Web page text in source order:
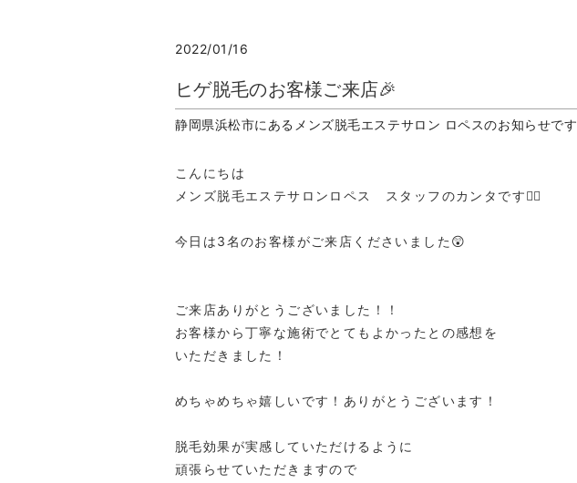
2022/01/16
ヒゲ脱毛のお客様ご来店🎉
静岡県浜松市にあるメンズ脱毛エステサロン ロペスのお知らせです
こんにちは
メンズ脱毛エステサロンロペス スタッフのカンタです❤️‍🔥
今日は3名のお客様がご来店くださいました😲
ご来店ありがとうございました！！
お客様から丁寧な施術でとてもよかったとの感想を
いただきました！
めちゃめちゃ嬉しいです！ありがとうございます！
脱毛効果が実感していただけるように
頑張らせていただきますので